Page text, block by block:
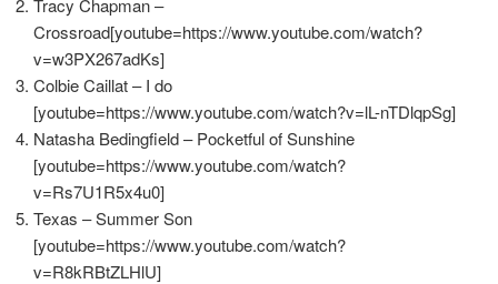
Tracy Chapman –
Crossroad[youtube=https://www.youtube.com/watch?
v=w3PX267adKs]
Colbie Caillat – I do
[youtube=https://www.youtube.com/watch?v=lL-nTDlqpSg]
Natasha Bedingfield – Pocketful of Sunshine
[youtube=https://www.youtube.com/watch?
v=Rs7U1R5x4u0]
Texas – Summer Son
[youtube=https://www.youtube.com/watch?
v=R8kRBtZLHlU]